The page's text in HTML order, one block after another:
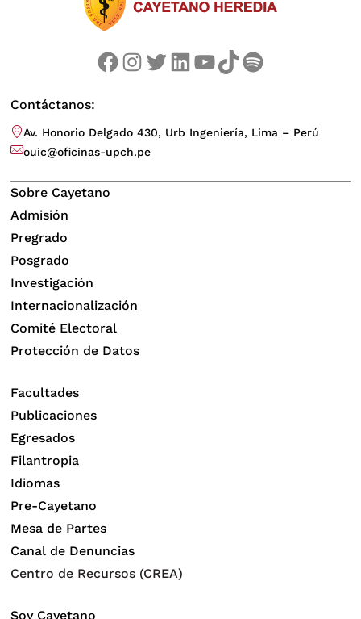
Facebook Instagram Twitter LinkedIn YouTube TikTok Spotify
Contáctanos:
Av. Honorio Delgado 430, Urb Ingeniería, Lima – Perú
ouic@oficinas-upch.pe
Sobre Cayetano
Admisión
Pregrado
Posgrado
Investigación
Internacionalización
Comité Electoral
Protección de Datos
Facultades
Publicaciones
Egresados
Filantropia
Idiomas
Pre-Cayetano
Mesa de Partes
Canal de Denuncias
Centro de Recursos (CREA)
Soy Cayetano